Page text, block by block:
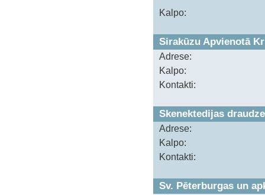
Kalpo:
Sirakūzu Apvienotā
Adrese:
Kalpo:
Kontakti:
Skenektedijas draudze
Adrese:
Kalpo:
Kontakti:
Sv. Pēterburgas un